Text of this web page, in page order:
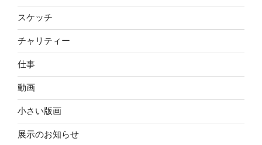
スケッチ
チャリティー
仕事
動画
小さい版画
展示のお知らせ